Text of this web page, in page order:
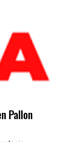
Pallon